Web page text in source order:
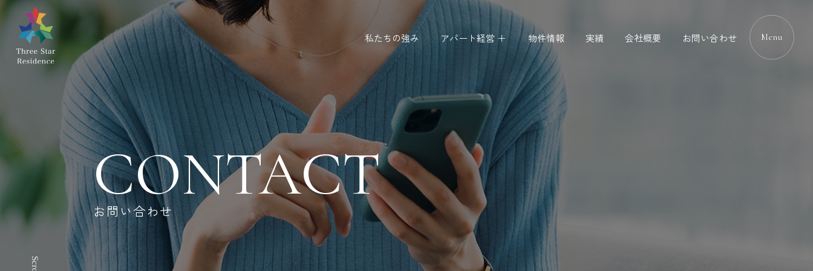
私たちの強み アパート経営 ＋ 物件情報 実績 会社概要 お問い合わせ Menu
CONTACT
お問い合わせ